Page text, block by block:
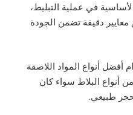
في عملية التبليط،
معايير دقيقة تضمن الجودة
أفضل أنواع المواد اللاصقة
أنواع البلاط سواء كان
حجر طبيعي.